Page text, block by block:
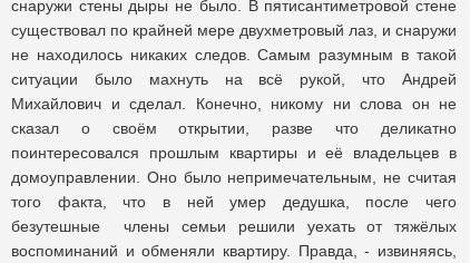
снаружи стены дыры не было. В пятисантиметровой стене
существовал по крайней мере двухметровый лаз, и снаружи
не находилось никаких следов. Самым разумным в такой
ситуации было махнуть на всё рукой, что Андрей
Михайлович и сделал. Конечно, никому ни слова он не
сказал о своём открытии, разве что деликатно
поинтересовался прошлым квартиры и её владельцев в
домоуправлении. Оно было непримечательным, не считая
того факта, что в ней умер дедушка, после чего
безутешные члены семьи решили уехать от тяжёлых
воспоминаний и обменяли квартиру. Правда, - извиняясь,